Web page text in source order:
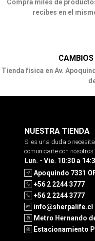
Compra miles de
recibes en el
CAMBIOS
Tienda física en Av.
NUESTRA TIENDA
Si es una duda o
comunicarte con nosotros
Lun. - Vie. 10:30 a
Apoquindo 7331
+56 2 2244 3777
+56 2 2244 3777
info@sherpalife.cl
Metro Hernando
Estacionamiento